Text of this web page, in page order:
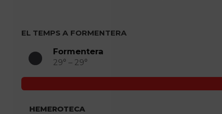
EL TEMPS A FORMENTERA
Formentera
29° – 29°
HEMEROTECA